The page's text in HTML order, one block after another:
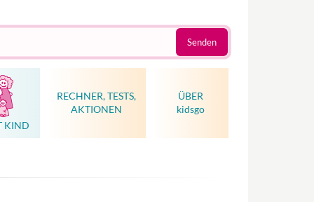
Senden
KIND
RECHNER, TESTS,
AKTIONEN
ÜBER
kidsgo